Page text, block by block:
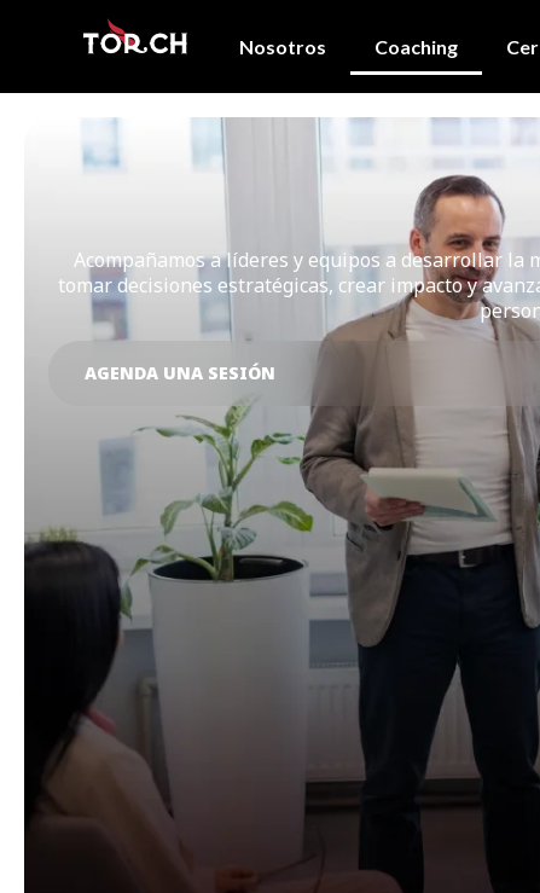
Nosotros Coaching
Acompañamos a líderes y equipos a desarrollar
tomar decisiones estratégicas, crear impacto y
AGENDA UNA SESIÓN